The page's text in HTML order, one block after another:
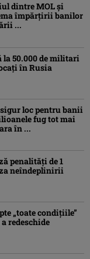
dintre MOL și
împărțirii banilor
...
la 50.000 de militari
în Rusia
sigur loc pentru banii
fug tot mai
în ...
penalități de 1
neîndeplinirii
„toate condiţiile”
redeschide